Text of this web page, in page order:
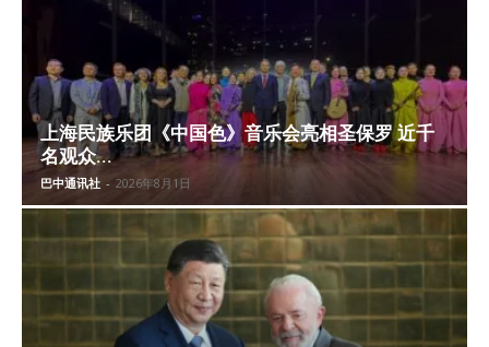
上海民族乐团《中国色》音乐会亮相圣保罗 近千
名观众...
巴中通讯社 - 2026年8月1日